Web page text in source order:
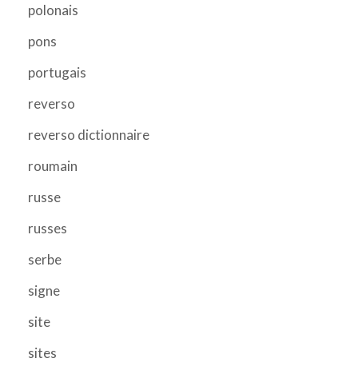
polonais
pons
portugais
reverso
reverso dictionnaire
roumain
russe
russes
serbe
signe
site
sites